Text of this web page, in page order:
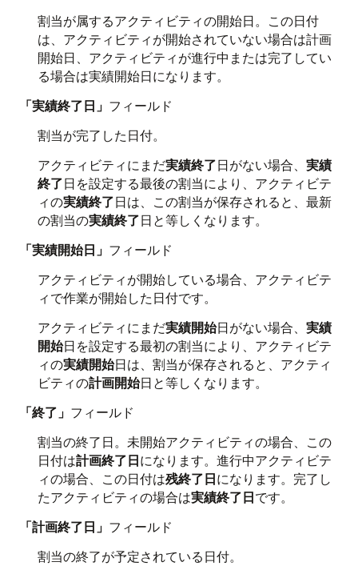
割当が属するアクティビティの開始日。この日付
は、アクティビティが開始されていない場合は計画
開始日、アクティビティが進行中または完了してい
る場合は実績開始日になります。
「実績終了日」 フィールド
割当が完了した日付。
アクティビティにまだ実績終了日がない場合、 実績
終了日を設定する最後の割当により、アクティビテ
ィの実績終了日は、この割当が保存されると、最新
の割当の実績終了日と等しくなります。
「実績開始日」 フィールド
アクティビティが開始している場合、アクティビテ
ィで作業が開始した日付です。
アクティビティにまだ実績開始日がない場合、 実績
開始日を設定する最初の割当により、アクティビテ
ィの実績開始日は、割当が保存されると、アクティ
ビティの計画開始日と等しくなります。
「終了」 フィールド
割当の終了日。未開始アクティビティの場合、この
日付は計画終了日になります。進行中アクティビテ
ィの場合、この日付は残終了日になります。完了し
たアクティビティの場合は実績終了日です。
「計画終了日」 フィールド
割当の終了が予定されている日付。